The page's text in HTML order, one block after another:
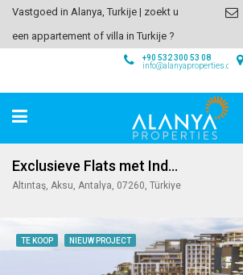
Vastgoed in Alanya, Turkije | zoekt u
een appartement of villa in Turkije ?
+90 532 300 53 08
info@alanyaproperties.com
Exclusieve Flats met Indrukwekkend Uitzicht in Antalya
Altıntaş, Aksu, Antalya, 07260, Türkiye
TE KOOP NIEUW PROJECT